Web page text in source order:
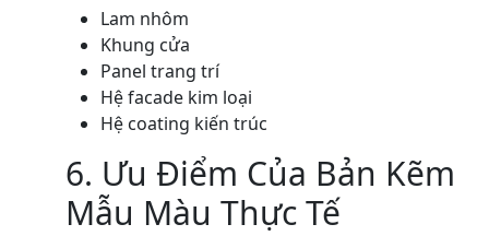
Lam nhôm
Khung cửa
Panel trang trí
Hệ facade kim loại
Hệ coating kiến trúc
6. Ưu Điểm Của Bản Kẽm
Mẫu Màu Thực Tế